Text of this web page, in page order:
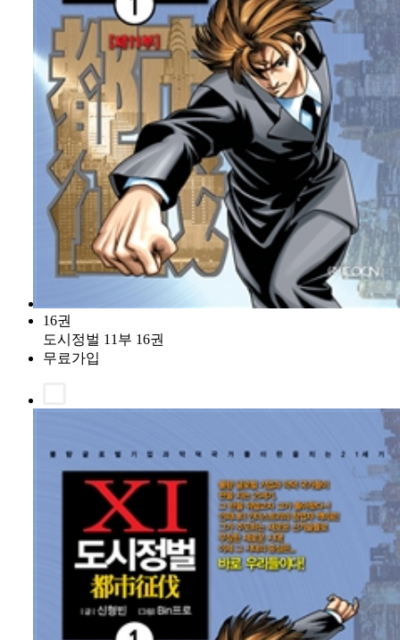
16권
도시정벌 11부 16권
무료가입